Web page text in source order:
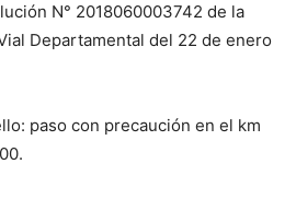
N° 2018060003742 de la
Departamental del 22 de enero
paso con precaución en el km